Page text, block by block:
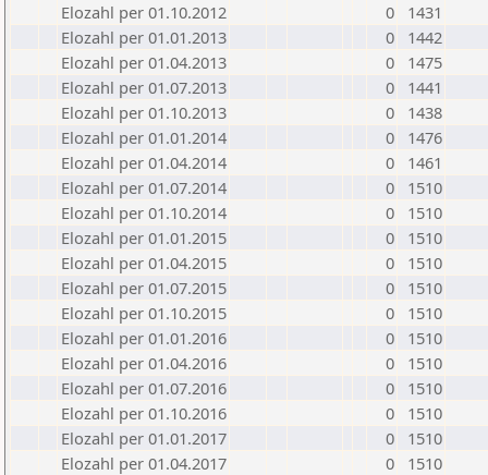
Elozahl per 01.10.2012
0
1431
Elozahl per 01.01.2013
0
1442
Elozahl per 01.04.2013
0
1475
Elozahl per 01.07.2013
0
1441
Elozahl per 01.10.2013
0
1438
Elozahl per 01.01.2014
0
1476
Elozahl per 01.04.2014
0
1461
Elozahl per 01.07.2014
0
1510
Elozahl per 01.10.2014
0
1510
Elozahl per 01.01.2015
0
1510
Elozahl per 01.04.2015
0
1510
Elozahl per 01.07.2015
0
1510
Elozahl per 01.10.2015
0
1510
Elozahl per 01.01.2016
0
1510
Elozahl per 01.04.2016
0
1510
Elozahl per 01.07.2016
0
1510
Elozahl per 01.10.2016
0
1510
Elozahl per 01.01.2017
0
1510
Elozahl per 01.04.2017
0
1510